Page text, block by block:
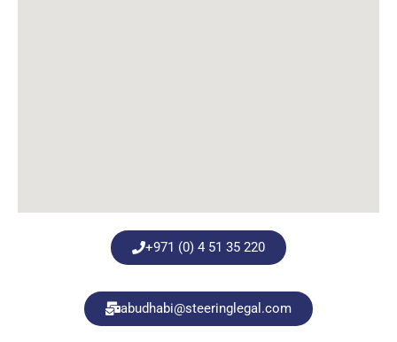
+971 (0) 4 51 35 220
abudhabi@steeringlegal.com